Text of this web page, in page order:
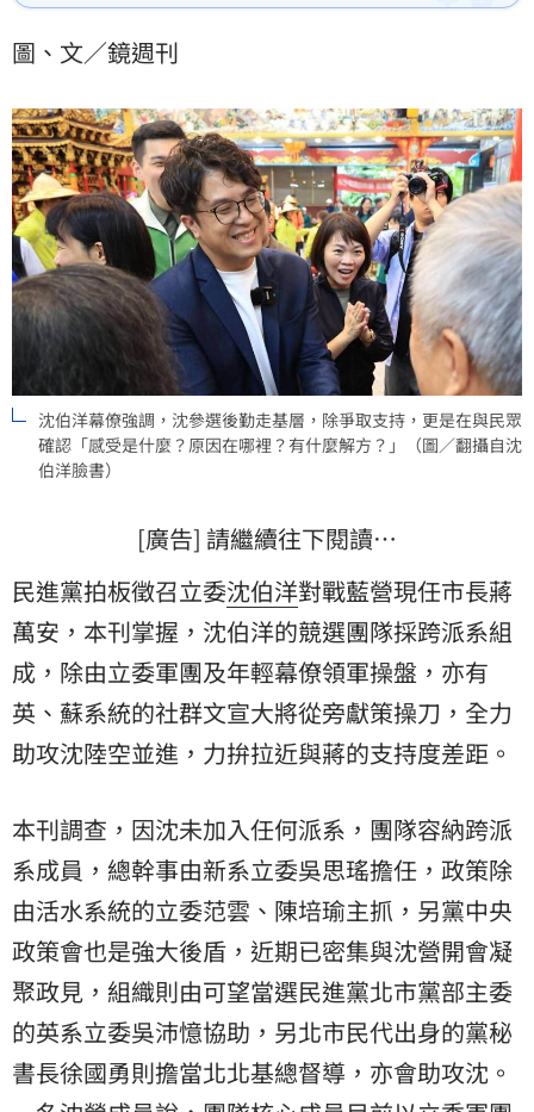
圖、文／鏡週刊
沈伯洋幕僚強調，沈參選後勤走基層，除爭取支持，更是在與民眾
確認「感受是什麼？原因在哪裡？有什麼解方？」（圖／翻攝自沈
伯洋臉書）
[廣告] 請繼續往下閱讀…
民進黨拍板徵召立委沈伯洋對戰藍營現任市長蔣
萬安 ，本刊掌握，沈伯洋的競選團隊採跨派系組
成，除由立委軍團及年輕幕僚領軍操盤，亦有
英、蘇系統的社群文宣大將從旁獻策操刀，全力
助攻沈陸空並進，力拚拉近與蔣的支持度差距。
本刊調查，因沈未加入任何派系，團隊容納跨派
系成員，總幹事由新系立委吳思瑤擔任，政策除
由活水系統的立委范雲、陳培瑜主抓，另黨中央
政策會也是強大後盾，近期已密集與沈營開會凝
聚政見，組織則由可望當選民進黨北市黨部主委
的英系立委吳沛憶協助，另北市民代出身的黨秘
書長徐國勇則擔當北北基總督導，亦會助攻沈。